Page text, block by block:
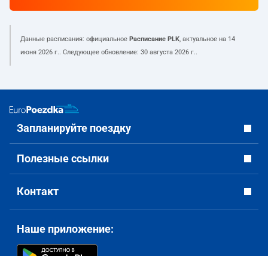
Данные расписания: официальное Расписание PLK, актуальное на 14
июня 2026 г.. Следующее обновление: 30 августа 2026 г..
Запланируйте поездку
Полезные ссылки
Контакт
Наше приложение: